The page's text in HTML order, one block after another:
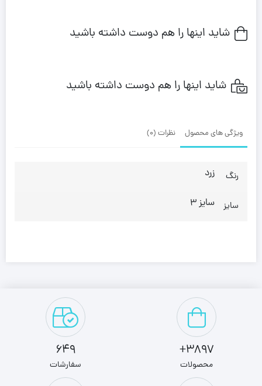
شاید اینها را هم دوست داشته باشید
شاید اینها را هم دوست داشته باشید
ویژگی های محصول نظرات (0)
رنگ زرد
سایز سایز 3
3897+
محصولات
649
سفارشات